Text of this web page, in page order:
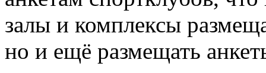
залы и комплексы
но и ещё размещать